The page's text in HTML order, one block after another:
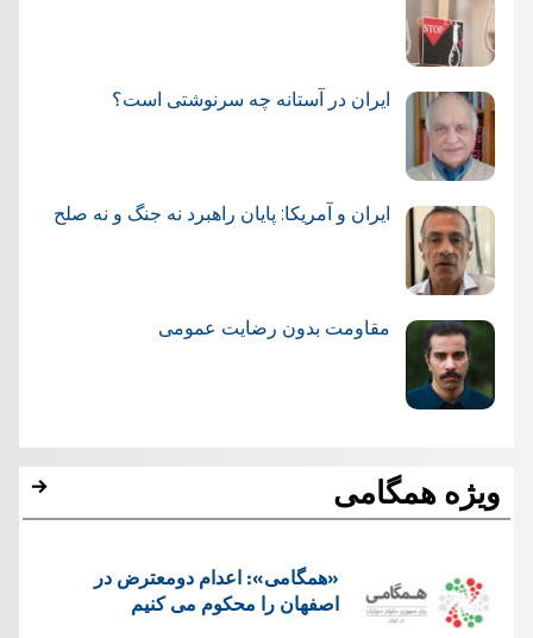
ایران در آستانه چه سرنوشتی است؟
ایران و آمریکا: پایان راهبرد نه جنگ و نه صلح
مقاومت بدون رضایت عمومی
ویژه همگامی
«همگامی»: اعدام دومعترض در
اصفهان را محکوم می کنیم